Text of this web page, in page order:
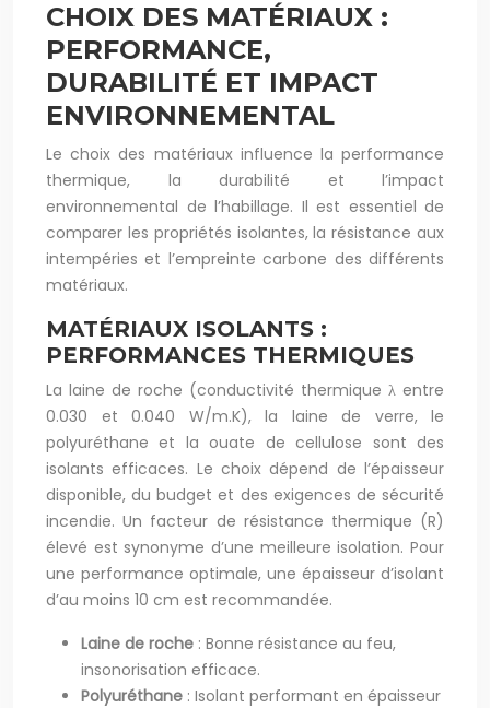
CHOIX DES MATÉRIAUX :
PERFORMANCE,
DURABILITÉ ET IMPACT
ENVIRONNEMENTAL
Le choix des matériaux influence la performance
thermique, la durabilité et l’impact
environnemental de l’habillage. Il est essentiel de
comparer les propriétés isolantes, la résistance aux
intempéries et l’empreinte carbone des différents
matériaux.
MATÉRIAUX ISOLANTS :
PERFORMANCES THERMIQUES
La laine de roche (conductivité thermique λ entre
0.030 et 0.040 W/m.K), la laine de verre, le
polyuréthane et la ouate de cellulose sont des
isolants efficaces. Le choix dépend de l’épaisseur
disponible, du budget et des exigences de sécurité
incendie. Un facteur de résistance thermique (R)
élevé est synonyme d’une meilleure isolation. Pour
une performance optimale, une épaisseur d’isolant
d’au moins 10 cm est recommandée.
Laine de roche : Bonne résistance au feu,
insonorisation efficace.
Polyuréthane : Isolant performant en épaisseur